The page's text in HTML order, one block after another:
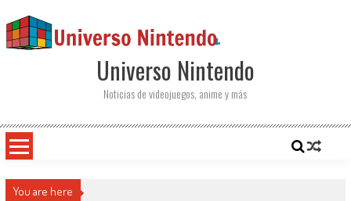
Universo Nintendo
Noticias de videojuegos, anime y más
You are here